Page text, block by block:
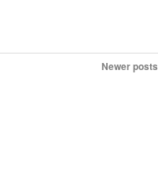
Newer posts